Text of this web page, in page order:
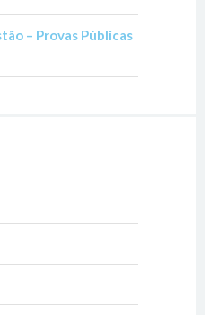
– Provas Públicas